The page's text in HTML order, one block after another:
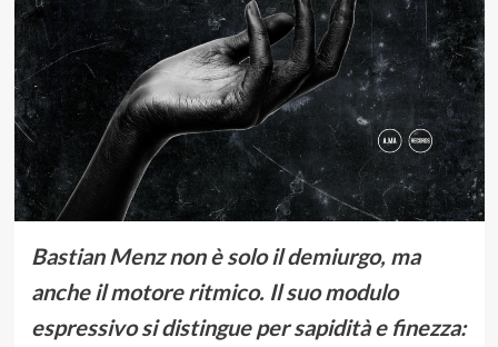
Bastian Menz non è solo il demiurgo, ma
anche il motore ritmico. Il suo modulo
espressivo si distingue per sapidità e finezza: